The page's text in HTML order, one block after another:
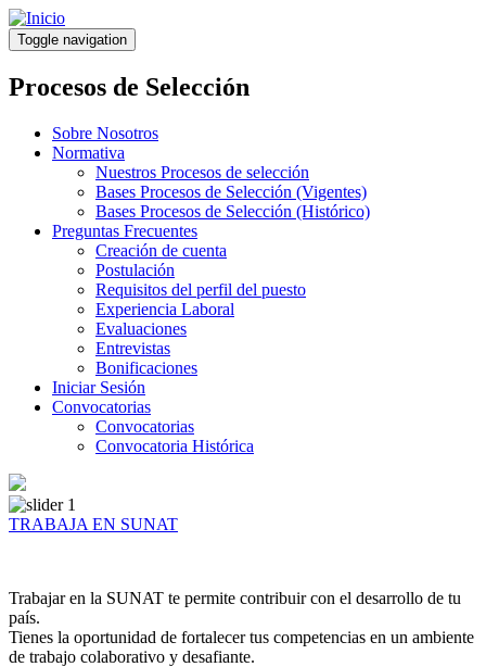
Pasar
al
contenido
principal
Toggle navigation
Procesos de Selección
Sobre Nosotros
Normativa
Nuestros Procesos de selección
Bases Procesos de Selección (Vigentes)
Bases Procesos de Selección (Histórico)
Preguntas Frecuentes
Creación de cuenta
Postulación
Requisitos del perfil del puesto
Experiencia Laboral
Evaluaciones
Entrevistas
Bonificaciones
Iniciar Sesión
Convocatorias
Convocatorias
Convocatoria Histórica
TRABAJA EN SUNAT
Trabajar en la SUNAT te permite contribuir con el desarrollo de tu
país.
Tienes la oportunidad de fortalecer tus competencias en un ambiente
de trabajo colaborativo y desafiante.